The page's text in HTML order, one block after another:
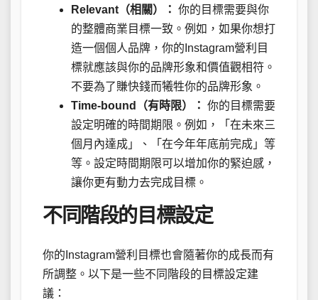
Relevant（相關）： 你的目標需要與你
的整體商業目標一致。例如，如果你想打
造一個個人品牌，你的Instagram營利目
標就應該與你的品牌形象和價值觀相符。
不要為了賺快錢而犧牲你的品牌形象。
Time-bound（有時限）： 你的目標需要
設定明確的時間期限。例如，「在未來三
個月內達成」、「在今年年底前完成」等
等。設定時間期限可以增加你的緊迫感，
讓你更有動力去完成目標。
不同階段的目標設定
你的Instagram營利目標也會隨著你的成長而有
所調整。以下是一些不同階段的目標設定建
議：